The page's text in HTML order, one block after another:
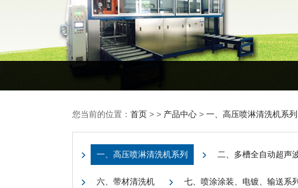
您当前的位置： 首页 > > 产品中心 > 一、高压喷淋清洗机系列
一、高压喷淋清洗机系列 二、多槽全自动超声
六、带材清洗机 七、喷涂涂装、电镀、输送系列